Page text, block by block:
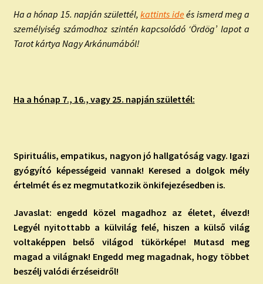
Ha a hónap 15. napján születtél,kattints ide és ismerd meg a
személyiség számodhoz szintén kapcsolódó ‘Ördög’ lapot a
Tarot kártya Nagy Arkánumából!
Ha a hónap 7., 16., vagy 25. napján születtél:
Spirituális, empatikus, nagyon jó hallgatóság vagy. Igazi
gyógyító képességeid vannak! Keresed a dolgok mély
értelmét és ez megmutatkozik önkifejezésedben is.
Javaslat: engedd közel magadhoz az életet, élvezd!
Legyél nyitottabb a külvilág felé, hiszen a külső világ
voltaképpen belső világod tükörképe! Mutasd meg
magad a világnak! Engedd meg magadnak, hogy többet
beszélj valódi érzéseidről!